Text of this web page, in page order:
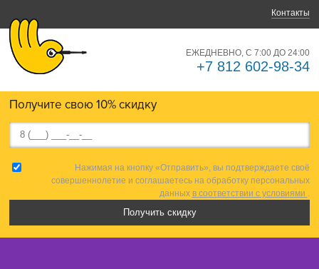
Контакты
ЕЖЕДНЕВНО, С 7:00 ДО 24:00
+7 812 602-98-34
Получите свою 10% скидку
Нажимая на кнопку «Отправить», вы подтверждаете своё
совершеннолетие и соглашаетесь на обработку персональных
данных в соответствии с условиями .